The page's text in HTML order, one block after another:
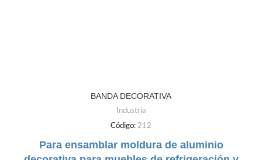
BANDA DECORATIVA
Industria
Código: 212
Para ensamblar moldura de aluminio